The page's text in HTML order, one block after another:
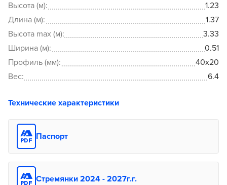
Высота (м):
1.23
Длина (м):
1.37
Высота max (м):
3.33
Ширина (м):
0.51
Профиль (мм):
40x20
Вес:
6.4
Технические характеристики
Паспорт
Стремянки 2024 - 2027г.г.